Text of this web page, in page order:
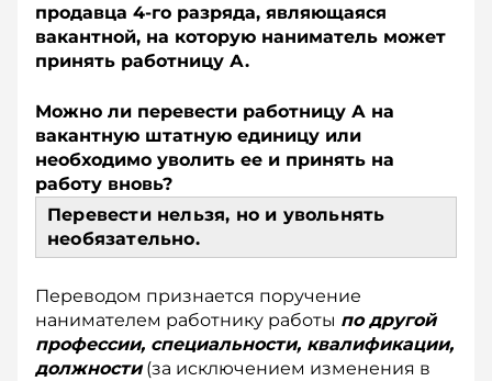
продавца 4-го разряда, являющаяся
вакантной, на которую наниматель может
принять работницу А.
Можно ли перевести работницу А на
вакантную штатную единицу или
необходимо уволить ее и принять на
работу вновь?
Перевести нельзя, но и увольнять
необязательно.
Переводом признается поручение
нанимателем работнику работы по другой
профессии, специальности, квалификации,
должности(за ис­ключением изменения в